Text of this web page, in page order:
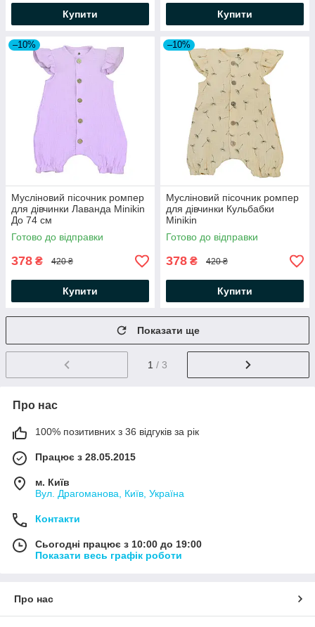
Купити Купити
–10%
Мусліновий пісочник ромпер
для дівчинки Лаванда Minikin
До 74 см
Готово до відправки
378 ₴ 420 ₴
Купити
–10%
Мусліновий пісочник ромпер
для дівчинки Кульбабки
Minikin
Готово до відправки
378 ₴ 420 ₴
Купити
Показати ще
1 / 3
Про нас
100% позитивних з 36 відгуків за рік
Працює з 28.05.2015
м. Київ
Вул. Драгоманова, Київ, Україна
Контакти
Сьогодні працює з 10:00 до 19:00
Показати весь графік роботи
Про нас